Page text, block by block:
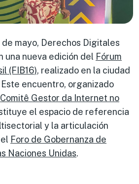
mayo, Derechos Digitales
una nueva edición del Fórum
(FIB16), realizado en la ciudad
encuentro, organizado
Comitê Gestor da Internet no
el espacio de referencia
y la articulación
Foro de Gobernanza de
Naciones Unidas.